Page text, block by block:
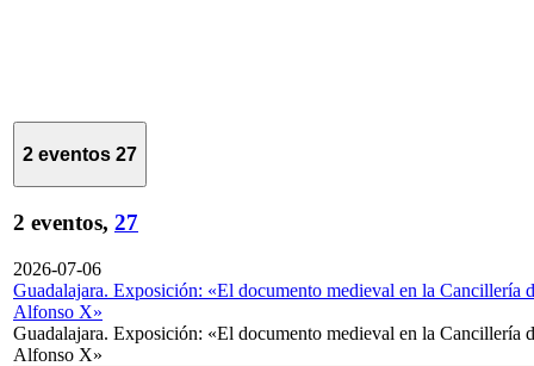
2 eventos 27
2 eventos, 27
2026-07-06
Guadalajara. Exposición: «El documento medieval en la Cancillería
Alfonso X»
Guadalajara. Exposición: «El documento medieval en la Cancillería
Alfonso X»